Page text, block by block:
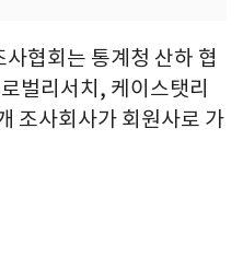
협회는 통계청 산하 협
벌리서치, 케이스탯리
조사회사가 회원사로 가